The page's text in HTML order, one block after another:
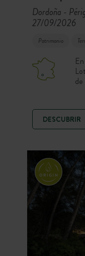
Dordoña -
27/09/2026
Patrimonio
DESCUBRIR